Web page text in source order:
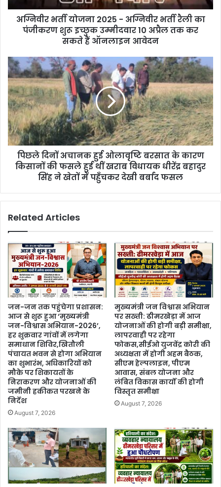
s
अग्निवीर भर्ती योजना 2025 - अग्निवीर भर्ती रैली का
पंजीकरण शुरू इच्छुक उम्मीदवार 10 अप्रैल तक कर
सकते हैं ऑनलाइन आवेदन
पिछले दिनों अचानक हुई ओलावृष्टि बरसात के कारण
किसानों की फसले हुई थीं खराब विधायक धीरेंद्र बहादुर
सिंह ने खेतों में पहुँचकर देखी बर्बाद फसल
Related Articles
जन-जन तक पहुंचेगा प्रशासन:
आज से शुरू हुआ ‘मुख्यमंत्री
जन-विश्वास अभियान-2026’,
हर शुक्रवार गांवों में लगेगा
समाधान शिविर,खितौली
पंचायत भवन से होगा अभियान
का शुभारंभ, अधिकारियों को
मौके पर शिकायतों के
निराकरण और योजनाओं की
जमीनी हकीकत परखने के
निर्देश
August 7, 2026
मुख्यमंत्री जन विश्वास अभियान
पर सख्ती: ढीमरखेड़ा में आज
योजनाओं की होगी बड़ी समीक्षा,
लापरवाही पर रहेगा
फोकस,सीईओ युजवेंद्र कोरी की
अध्यक्षता में होगी अहम बैठक,
सीएम हेल्पलाइन, पीएम
आवास, संबल योजना और
लंबित विकास कार्यों की होगी
विस्तृत समीक्षा
August 7, 2026